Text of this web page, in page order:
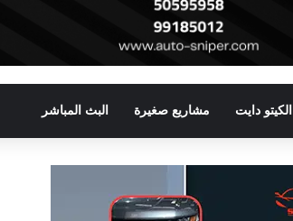
الكيتو دايت مشاريع صغيرة البث المباشر